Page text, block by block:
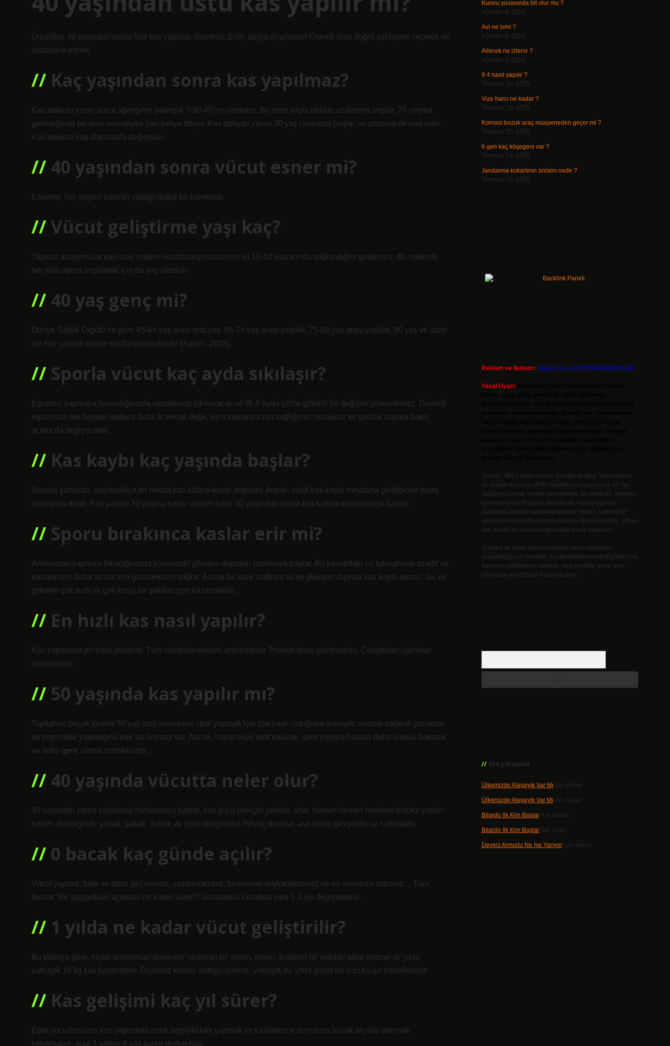
Öncelikle 40 yaşından sonra bile kas yapmak mümkün. Evet, doğru duydunuz! Önemli olan doğru yaklaşımı seçmek ve
mücadele etmek.
Kaç yaşından sonra kas yapılmaz?
Kas dokusu insan vücut ağırlığının yaklaşık %30-40’ını oluşturur. Bu oran yaşla birlikte azalmaya başlar. 70 yaşına
gelindiğinde bu oran neredeyse yarı yarıya düşer. Kas dokusu yıkımı 30 yaş civarında başlar ve artmaya devam eder.
Kas dokusu yağ dokusuyla değiştirilir.
40 yaşından sonra vücut esner mi?
Esneme, her yaştan insanın yaptığı doğal bir harekettir.
Vücut geliştirme yaşı kaç?
Yapılan araştırmalar kas-sinir sistemi koordinasyonunun en iyi 10-12 yaşlarında sağlandığını gösteriyor. Bu nedenle
her türlü spora başlamak için bu yaş idealdir.
40 yaş genç mi?
Dünya Sağlık Örgütü’ne göre 45-64 yaş arası orta yaş, 65-74 yaş arası yaşlılık, 75-89 yaş arası yaşlılık, 90 yaş ve üzeri
ise ileri yaşlılık olarak sınıflandırılmaktadır (Arpacı, 2005).
Sporla vücut kaç ayda sıkılaşır?
Egzersiz yapmaya başladığınızda vücudunuz sıkılaşacak ve ilk 6 ayda gözle görülür bir değişim göreceksiniz. Düzenli
egzersizin tek faydası sadece daha fit olmak değil, aynı zamanda ruh sağlığınız, moraliniz ve günlük hayata bakış
açınız da değişecektir.
Kas kaybı kaç yaşında başlar?
Normal şartlarda, yaşlandıkça bir miktar kas kütlesi kaybı doğaldır. Ancak, ciddi kas kaybı meydana geldiğinde buna
sarkopeni denir. Kas yapımı 30 yaşına kadar devam eder. 30 yaşından sonra kas kütlesi kaybolmaya başlar.
Sporu bırakınca kaslar erir mi?
Antrenman yapmayı bıraktığınızda kaslardaki glikojen depoları azalmaya başlar. Bu kaslardaki su tutulumunu azaltır ve
kaslarınızın daha az hacimli görünmesini sağlar. Ancak bu süre zarfında su ve glikojen dışında kas kaybı olmaz. Su ve
glikojen çok hızlı ve çok kolay bir şekilde geri kazanılabilir.
En hızlı kas nasıl yapılır?
Kas yapmanın en basit yöntemi: Tüm vücut hareketleri artırılmalıdır. Protein alımı artırılmalıdır. Çalıştırılan ağırlıklar
artırılmalıdır.
50 yaşında kas yapılır mı?
Toplumun birçok kesimi 50 yaş üstü insanların spor yapmak için çok yaşlı olduğuna inanıyor; sporun sadece çocukluk
ve ergenlikte yapıldığına dair bir önyargı var. Ancak, hayat boyu aktif kalarak, spor yoluyla hayata daha olumlu bakmak
ve daha genç olmak mümkündür.
40 yaşında vücutta neler olur?
40 yaşından sonra yaşlanma hızlanmaya başlar, kas gücü belirgin şekilde artar, hemen hemen herkese botoks yapılır,
hacim eksikliğinde yanak, şakak, dudak ve çene dolgusuna ihtiyaç duyulur, asıl sorun gevşeklik ve sarkmadır.
0 bacak kaç günde açılır?
Vücut yapınız, bale ve dans geçmişiniz, yaşam tarzınız, beslenme alışkanlıklarınız ve en sonunda sabrınız… Tüm
bunlar “Bir spagettinin açılması ne kadar sürer?” sorusunun cevabını yani 1-2 yılı değiştirebilir.
1 yılda ne kadar vücut geliştirilir?
Bu tabloya göre, hiçbir antrenman deneyimi olmayan bir adam, süreci disiplinli bir şekilde takip ederse ilk yılda
yaklaşık 10 kg kas kazanabilir. Diyetiniz kaliteli olduğu sürece, yaklaşık bir yılda güzel bir vücut inşa edebilirsiniz.
Kas gelişimi kaç yıl sürer?
Eğer vücudunuzun kas yapısında ciddi değişiklikler yapmak ve kaslarınızın boyutunu büyük ölçüde artırmak
istiyorsanız, süre 1 yıldan 4 yıla kadar değişebilir.
Kumru yuvasında bit olur mu ?
Ağustos 6, 2026
Avi ne ismi ?
Ağustos 5, 2026
Ailecek ne izlenir ?
Ağustos 3, 2026
9 4 nasıl yapılır ?
Temmuz 30, 2026
Vize harcı ne kadar ?
Temmuz 29, 2026
Kornası bozuk araç muayeneden geçer mi ?
Temmuz 25, 2026
6 gen kaç köşegeni var ?
Temmuz 24, 2026
Jandarma kokartının anlamı nedir ?
Temmuz 23, 2026
Reklam ve İletişim: Skype: live:.cid.575569c608265c69
Yasal Uyarı:
Sitemiz, 5651 Sayılı Kanun gereğince Bilgi Teknolojileri
ve İletişim Kurumu (BTK) tarafından onaylanmış bir Yer
Sağlayıcı olarak hizmet vermektedir. Bu nedenle, sitedeki
içerikleri proaktif olarak denetleme veya araştırma
yükümlülüğümüz bulunmamaktadır. Ancak, üyelerimiz
yazdıkları içeriklerin sorumluluğunu taşımakta olup, siteye
üye olarak bu sorumluluğu kabul etmiş sayılırlar.
Hukuka ve yasal düzenlemelere aykırı olduğunu
düşündüğünüz içerikleri, backlinkpanelicomtr@gmail.com
adresine bildirmeniz halinde, ilgili içerikler yasal süre
içerisinde sitemizden kaldırılacaktır.
Son yorumlar
Ülkemizde Alageyik Var Mıiçin admin
Ülkemizde Alageyik Var Mıiçin Sinan
Bilardo Ilk Kim Başlariçin admin
Bilardo Ilk Kim Başlariçin Uçan
Deveci Armudu Ne Işe Yarıyoriçin admin